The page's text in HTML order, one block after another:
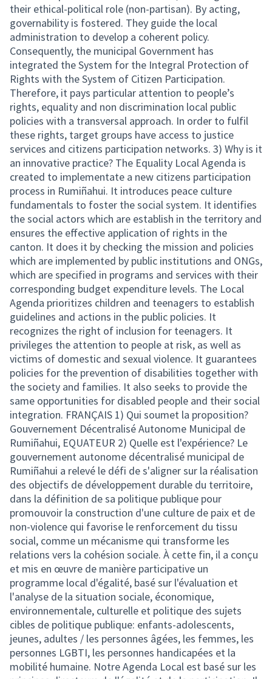
their ethical-political role (non-partisan). By acting,
governability is fostered. They guide the local
administration to develop a coherent policy.
Consequently, the municipal Government has
integrated the System for the Integral Protection of
Rights with the System of Citizen Participation.
Therefore, it pays particular attention to people’s
rights, equality and non discrimination local public
policies with a transversal approach. In order to fulfil
these rights, target groups have access to justice
services and citizens participation networks. 3) Why is it
an innovative practice? The Equality Local Agenda is
created to implementate a new citizens participation
process in Rumiñahui. It introduces peace culture
fundamentals to foster the social system. It identifies
the social actors which are establish in the territory and
ensures the effective application of rights in the
canton. It does it by checking the mission and policies
which are implemented by public institutions and ONGs,
which are specified in programs and services with their
corresponding budget expenditure levels. The Local
Agenda prioritizes children and teenagers to establish
guidelines and actions in the public policies. It
recognizes the right of inclusion for teenagers. It
privileges the attention to people at risk, as well as
victims of domestic and sexual violence. It guarantees
policies for the prevention of disabilities together with
the society and families. It also seeks to provide the
same opportunities for disabled people and their social
integration. FRANÇAIS 1) Qui soumet la proposition?
Gouvernement Décentralisé Autonome Municipal de
Rumiñahui, EQUATEUR 2) Quelle est l'expérience? Le
gouvernement autonome décentralisé municipal de
Rumiñahui a relevé le défi de s'aligner sur la réalisation
des objectifs de développement durable du territoire,
dans la définition de sa politique publique pour
promouvoir la construction d'une culture de paix et de
non-violence qui favorise le renforcement du tissu
social, comme un mécanisme qui transforme les
relations vers la cohésion sociale. À cette fin, il a conçu
et mis en œuvre de manière participative un
programme local d'égalité, basé sur l'évaluation et
l'analyse de la situation sociale, économique,
environnementale, culturelle et politique des sujets
cibles de politique publique: enfants-adolescents,
jeunes, adultes / les personnes âgées, les femmes, les
personnes LGBTI, les personnes handicapées et la
mobilité humaine. Notre Agenda Local est basé sur les